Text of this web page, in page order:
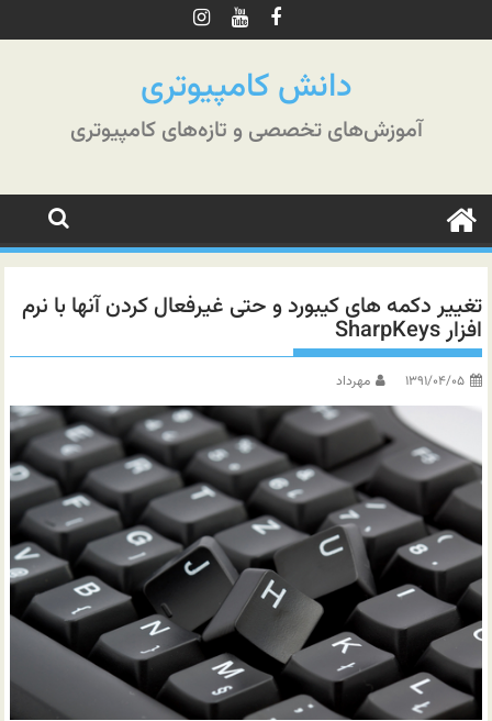
به
دانش کامپیوتری
آموزش‌های تخصصی و تازه‌های کامپیوتری
تغییر دکمه های کیبورد و حتی غیرفعال کردن آنها با نرم
افزار SharpKeys
۱۳۹۱/۰۴/۰۵ مهرداد